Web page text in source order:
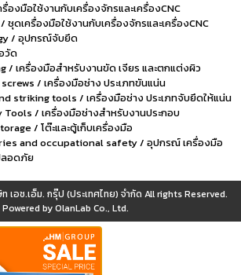
องมือใช้งานกับเครื่องจักรและเครื่องCNC
ดเครื่องมือใช้งานกับเครื่องจักรและเครื่องCNC
/ อุปกรณ์จับยึด
วัด
/ เครื่องมือสำหรับงานขัด เจียร และตกแต่งผิว
/ เครื่องมือช่าง ประเภทขันแน่น
striking tools / เครื่องมือช่าง ประเภทจับยึดให้แน่น
/ เครื่องมือช่างสำหรับงานประกอบ
/ โต๊ะและตู้เก็บเครื่องมือ
and occupational safety / อุปกรณ์ เครื่องมือ
ลอดภัย
เอช.เอ็ม. กรุ๊ป (ประเทศไทย) จำกัด All rights Reserved.
Powered byOlanLab Co., Ltd.